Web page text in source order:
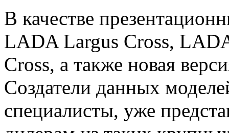
В качестве
LADA Largus Cross,
Cross, а также новая
Создатели данных
специалисты, уже